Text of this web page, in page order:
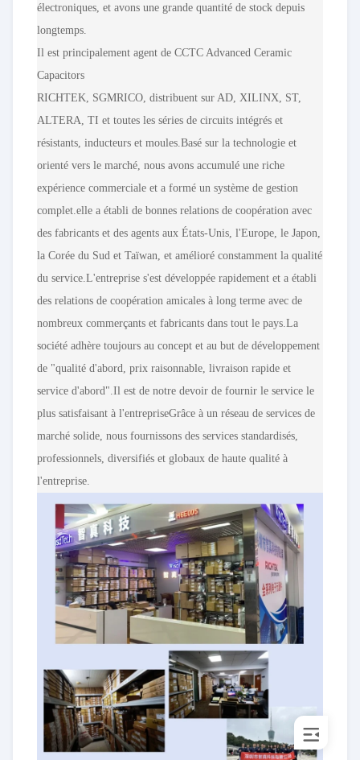
électroniques, et avons une grande quantité de stock depuis
longtemps.
Il est principalement agent de CCTC Advanced Ceramic
Capacitors
RICHTEK, SGMRICO, distribuent sur AD, XILINX, ST,
ALTERA, TI et toutes les séries de circuits intégrés et
résistants, inducteurs et moules.Basé sur la technologie et
orienté vers le marché, nous avons accumulé une riche
expérience commerciale et a formé un système de gestion
complet.elle a établi de bonnes relations de coopération avec
des fabricants et des agents aux États-Unis, l'Europe, le Japon,
la Corée du Sud et Taïwan, et amélioré constamment la qualité
du service.L'entreprise s'est développée rapidement et a établi
des relations de coopération amicales à long terme avec de
nombreux commerçants et fabricants dans tout le pays.La
société adhère toujours au concept et au but de développement
de "qualité d'abord, prix raisonnable, livraison rapide et
service d'abord".Il est de notre devoir de fournir le service le
plus satisfaisant à l'entrepriseGrâce à un réseau de services de
marché solide, nous fournissons des services standardisés,
professionnels, diversifiés et globaux de haute qualité à
l'entreprise.